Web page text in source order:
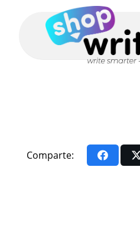
Comparte: